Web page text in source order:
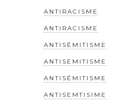
ANTIRACISME
ANTIRACISME
ANTISÉMITISME
ANTISEMITISME
ANTISÉMITISME
ANTISEMTISIME